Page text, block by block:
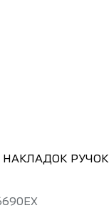
РУЧОК